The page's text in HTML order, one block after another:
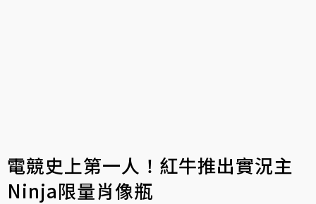
電競史上第一人！紅牛推出實況主
Ninja限量肖像瓶